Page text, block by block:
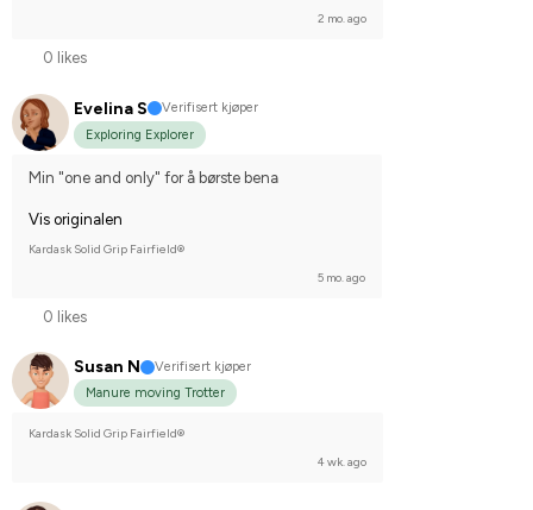
2 mo. ago
0 likes
Evelina S
Verifisert kjøper
Exploring Explorer
Min "one and only" for å børste bena
Vis originalen
Kardask Solid Grip Fairfield®
5 mo. ago
0 likes
Susan N
Verifisert kjøper
Manure moving Trotter
Kardask Solid Grip Fairfield®
4 wk. ago